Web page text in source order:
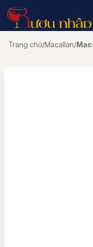
Trang chủ/Macallan/